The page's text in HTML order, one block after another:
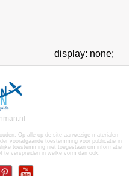
display: none;
Op alle op de site aanwezige materialen
voorafgaande toestemming voor publicatie in
toestemming niet toegestaan om informatie
verspreiden in welke vorm dan ook.